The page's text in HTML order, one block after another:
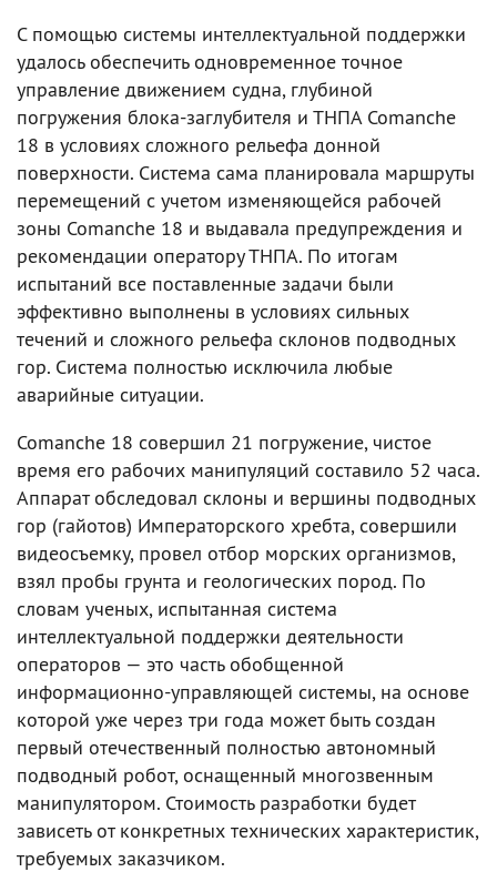
С помощью системы интеллектуальной поддержки
удалось обеспечить одновременное точное
управление движением судна, глубиной
погружения блока-заглубителя и ТНПА Comanche
18 в условиях сложного рельефа донной
поверхности. Система сама планировала маршруты
перемещений с учетом изменяющейся рабочей
зоны Comanche 18 и выдавала предупреждения и
рекомендации оператору ТНПА. По итогам
испытаний все поставленные задачи были
эффективно выполнены в условиях сильных
течений и сложного рельефа склонов подводных
гор. Система полностью исключила любые
аварийные ситуации.
Comanche 18 совершил 21 погружение, чистое
время его рабочих манипуляций составило 52 часа.
Аппарат обследовал склоны и вершины подводных
гор (гайотов) Императорского хребта, совершили
видеосъемку, провел отбор морских организмов,
взял пробы грунта и геологических пород. По
словам ученых, испытанная система
интеллектуальной поддержки деятельности
операторов — это часть обобщенной
информационно-управляющей системы, на основе
которой уже через три года может быть создан
первый отечественный полностью автономный
подводный робот, оснащенный многозвенным
манипулятором. Стоимость разработки будет
зависеть от конкретных технических характеристик,
требуемых заказчиком.